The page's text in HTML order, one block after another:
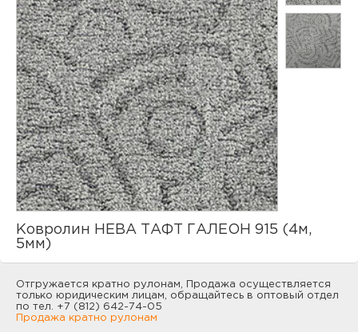
Ковролин НЕВА ТАФТ ГАЛЕОН 915 (4м,
5мм)
Отгружается кратно рулонам, Продажа осуществляется
только юридическим лицам, обращайтесь в оптовый отдел
по тел. +7 (812) 642-74-05
Продажа кратно рулонам